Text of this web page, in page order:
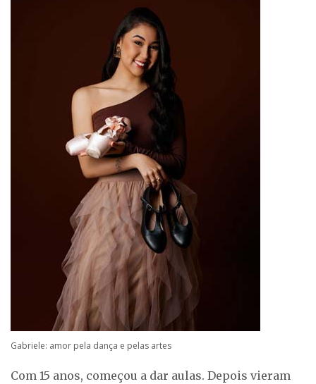
Gabriele: amor pela dança e pelas artes
Com 15 anos, começou a dar aulas. Depois vieram